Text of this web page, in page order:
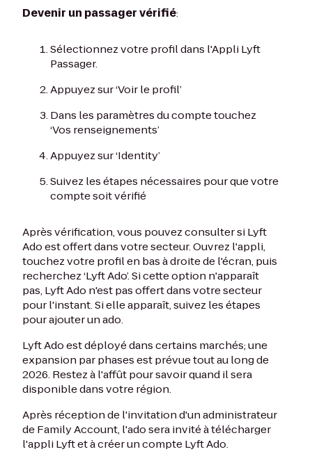
Devenir un passager vérifié:
Sélectionnez votre profil dans l'Appli Lyft
Passager.
Appuyez sur ‘Voir le profil’
Dans les paramètres du compte touchez
‘Vos renseignements’
Appuyez sur ‘Identity’
Suivez les étapes nécessaires pour que votre
compte soit vérifié
Après vérification, vous pouvez consulter si Lyft
Ado est offert dans votre secteur. Ouvrez l'appli,
touchez votre profil en bas à droite de l'écran, puis
recherchez ‘Lyft Ado’. Si cette option n'apparaît
pas, Lyft Ado n'est pas offert dans votre secteur
pour l'instant. Si elle apparaît, suivez les étapes
pour ajouter un ado.
Lyft Ado est déployé dans certains marchés; une
expansion par phases est prévue tout au long de
2026. Restez à l'affût pour savoir quand il sera
disponible dans votre région.
Après réception de l'invitation d'un administrateur
de Family Account, l'ado sera invité à télécharger
l'appli Lyft et à créer un compte Lyft Ado.